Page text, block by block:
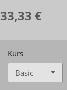
33,33 €
Kurs